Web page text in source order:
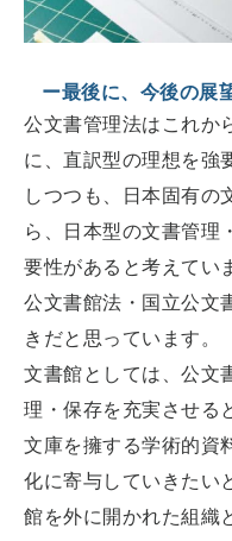
ー最後に、今後の展
公文書管理法はこれか
に、直訳型の理想を強
しつつも、日本固有の
ら、日本型の文書管理
要性があると考えてい
公文書館法・国立公文
きだと思っています。
文書館としては、公文
理・保存を充実させる
文庫を擁する学術的資
化に寄与していきたい
館を外に開かれた組織